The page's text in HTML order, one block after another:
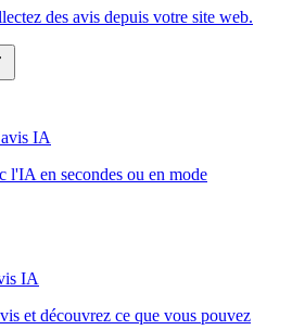
des avis depuis votre site web.
IA
l'IA en secondes ou en mode
IA
et découvrez ce que vous pouvez